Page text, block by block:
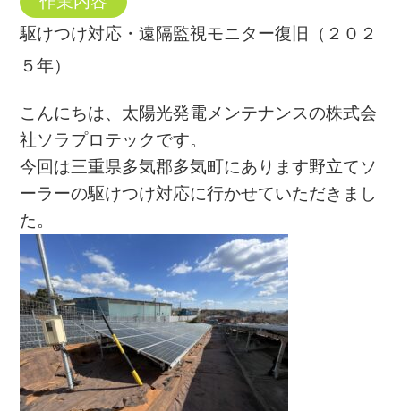
駆けつけ対応・遠隔監視モニター復旧（２０２
５年）
こんにちは、太陽光発電メンテナンスの株式会
社ソラプロテックです。
今回は三重県多気郡多気町にあります野立てソ
ーラーの駆けつけ対応に行かせていただきまし
た。